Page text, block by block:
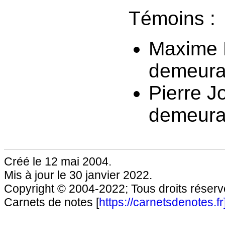
Témoins :
Maxime
Pierre
Créé le 12 mai 2004.
Mis à jour le 30 janvier 2022.
Copyright © 2004-2022; Tous droits
Carnets de notes [https://